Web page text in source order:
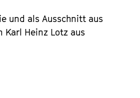
und als Ausschnitt aus
Karl Heinz Lotz aus